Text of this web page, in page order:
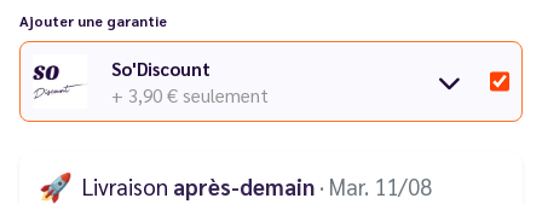
Ajouter une garantie
So'Discount
+ 3,90 € seulement
🚀 Livraison après-demain · Mar. 11/08